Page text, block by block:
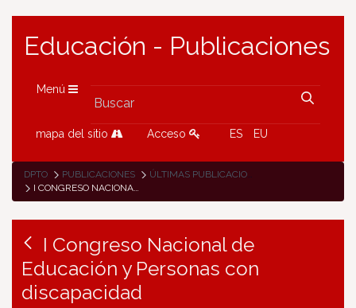
Educación - Publicaciones
Menú
mapa del sitio Acceso ES EU
DPTO PUBLICACIONES
ÚLTIMAS PUBLICACIONES
I CONGRESO NACIONAL DE EDUCACIÓN Y PERSONAS CON DISCAPACIDAD
I Congreso Nacional de
Educación y Personas con
discapacidad